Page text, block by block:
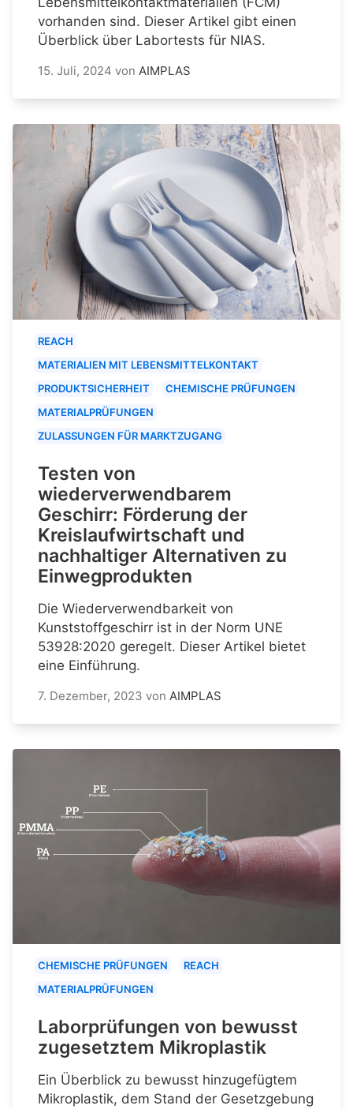
vorhanden sind. Dieser Artikel gibt einen
Überblick über Labortests für NIAS.
15. Juli, 2024 von AIMPLAS
REACH
MATERIALIEN MIT LEBENSMITTELKONTAKT
PRODUKTSICHERHEIT
CHEMISCHE PRÜFUNGEN
MATERIALPRÜFUNGEN
ZULASSUNGEN FÜR MARKTZUGANG
Testen von
wiederverwendbarem
Geschirr: Förderung der
Kreislaufwirtschaft und
nachhaltiger Alternativen zu
Einwegprodukten
Die Wiederverwendbarkeit von
Kunststoffgeschirr ist in der Norm UNE
53928:2020 geregelt. Dieser Artikel bietet
eine Einführung.
7. Dezember, 2023 von AIMPLAS
CHEMISCHE PRÜFUNGEN
REACH
MATERIALPRÜFUNGEN
Laborprüfungen von bewusst
zugesetztem Mikroplastik
Ein Überblick zu bewusst hinzugefügtem
Mikroplastik, dem Stand der Gesetzgebung